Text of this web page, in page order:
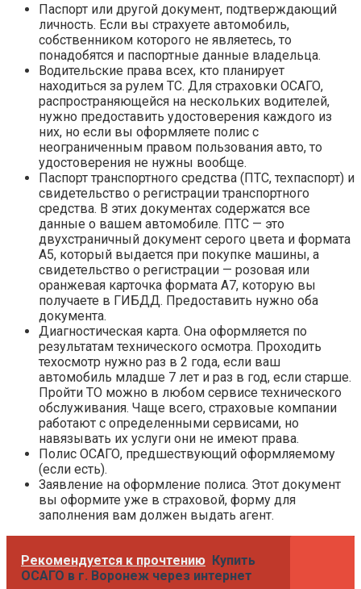
Паспорт или другой документ, подтверждающий
личность. Если вы страхуете автомобиль,
собственником которого не являетесь, то
понадобятся и паспортные данные владельца.
Водительские права всех, кто планирует
находиться за рулем ТС. Для страховки ОСАГО,
распространяющейся на нескольких водителей,
нужно предоставить удостоверения каждого из
них, но если вы оформляете полис с
неограниченным правом пользования авто, то
удостоверения не нужны вообще.
Паспорт транспортного средства (ПТС, техпаспорт) и
свидетельство о регистрации транспортного
средства. В этих документах содержатся все
данные о вашем автомобиле. ПТС — это
двухстраничный документ серого цвета и формата
А5, который выдается при покупке машины, а
свидетельство о регистрации — розовая или
оранжевая карточка формата А7, которую вы
получаете в ГИБДД. Предоставить нужно оба
документа.
Диагностическая карта. Она оформляется по
результатам технического осмотра. Проходить
техосмотр нужно раз в 2 года, если ваш
автомобиль младше 7 лет и раз в год, если старше.
Пройти ТО можно в любом сервисе технического
обслуживания. Чаще всего, страховые компании
работают с определенными сервисами, но
навязывать их услуги они не имеют права.
Полис ОСАГО, предшествующий оформляемому
(если есть).
Заявление на оформление полиса. Этот документ
вы оформите уже в страховой, форму для
заполнения вам должен выдать агент.
Рекомендуется к прочтению Купить
ОСАГО в г. Воронеж через интернет